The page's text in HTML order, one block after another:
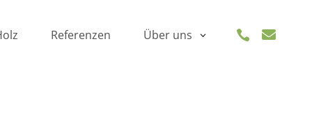
Referenzen Über uns  